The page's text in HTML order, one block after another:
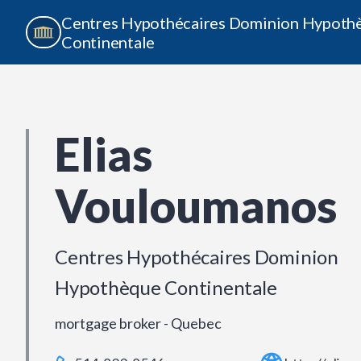
Centres Hypothécaires Dominion
Continentale
Elias
Vouloumanos
Centres Hypothécaires Dominion
Hypothèque Continentale
mortgage broker - Quebec